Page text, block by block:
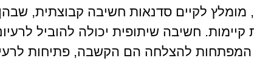
לקיים סדנאות חשיבה קבוצתית, שבהן
קיימות. חשיבה שיתופית יכולה להוביל
המפתחות להצלחה הם הקשבה, פתיחות